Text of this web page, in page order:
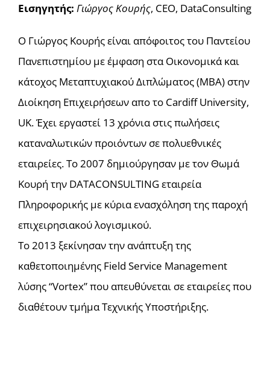
Εισηγητής: Γιώργος Κουρής, CEO, DataConsulting
Ο Γιώργος Κουρής είναι απόφοιτος του Παντείου
Πανεπιστημίου με έμφαση στα Οικονομικά και
κάτοχος Μεταπτυχιακού Διπλώματος (MBA) στην
Διοίκηση Επιχειρήσεων απο το Cardiff University,
UK. Έχει εργαστεί 13 χρόνια στις πωλήσεις
καταναλωτικών προιόντων σε πολυεθνικές
εταιρείες. Το 2007 δημιούργησαν με τον Θωμά
Κουρή την DATACONSULTING εταιρεία
Πληροφορικής με κύρια ενασχόληση της παροχή
επιχειρησιακού λογισμικού.
Το 2013 ξεκίνησαν την ανάπτυξη της
καθετοποιημένης Field Service Management
λύσης “Vortex” που απευθύνεται σε εταιρείες που
διαθέτουν τμήμα Τεχνικής Υποστήριξης.